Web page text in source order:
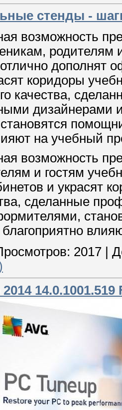
стенды -
возможность
родителям
дополнят
коридоры
качества,
дизайнерами
на учебный
возможность
и гостям
и украсят
сделанные
2017